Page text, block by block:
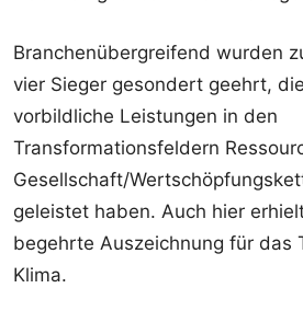
Branchenübergreifend wurden
vier Sieger gesondert geehrt,
vorbildliche Leistungen in den
Transformationsfeldern
Gesellschaft/
geleistet haben. Auch hier
begehrte Auszeichnung für das
Klima.